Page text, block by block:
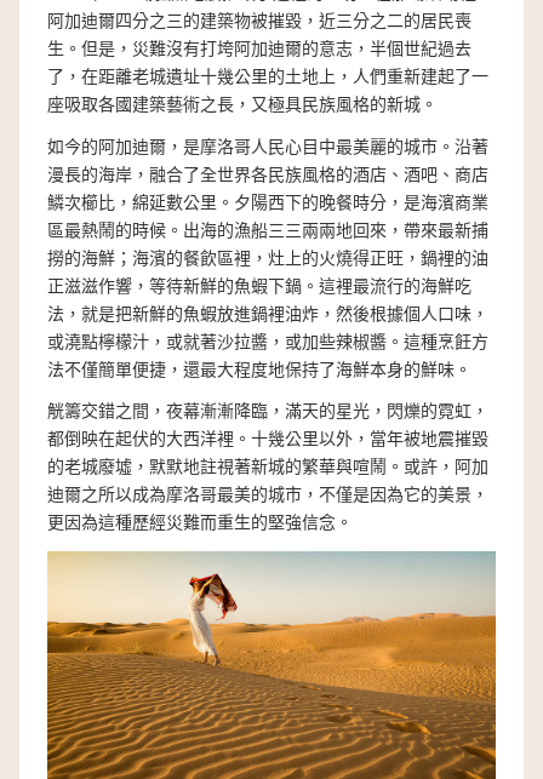
阿加迪爾四分之三的建築物被摧毀，近三分之二的居民喪
生。但是，災難沒有打垮阿加迪爾的意志，半個世紀過去
了，在距離老城遺址十幾公里的土地上，人們重新建起了一
座吸取各國建築藝術之長，又極具民族風格的新城。
如今的阿加迪爾，是摩洛哥人民心目中最美麗的城市。沿著
漫長的海岸，融合了全世界各民族風格的酒店、酒吧、商店
鱗次櫛比，綿延數公里。夕陽西下的晚餐時分，是海濱商業
區最熱鬧的時候。出海的漁船三三兩兩地回來，帶來最新捕
撈的海鮮；海濱的餐飲區裡，灶上的火燒得正旺，鍋裡的油
正滋滋作響，等待新鮮的魚蝦下鍋。這裡最流行的海鮮吃
法，就是把新鮮的魚蝦放進鍋裡油炸，然後根據個人口味，
或澆點檸檬汁，或就著沙拉醬，或加些辣椒醬。這種烹飪方
法不僅簡單便捷，還最大程度地保持了海鮮本身的鮮味。
觥籌交錯之間，夜幕漸漸降臨，滿天的星光，閃爍的霓虹，
都倒映在起伏的大西洋裡。十幾公里以外，當年被地震摧毀
的老城廢墟，默默地註視著新城的繁華與喧鬧。或許，阿加
迪爾之所以成為摩洛哥最美的城市，不僅是因為它的美景，
更因為這種歷經災難而重生的堅強信念。